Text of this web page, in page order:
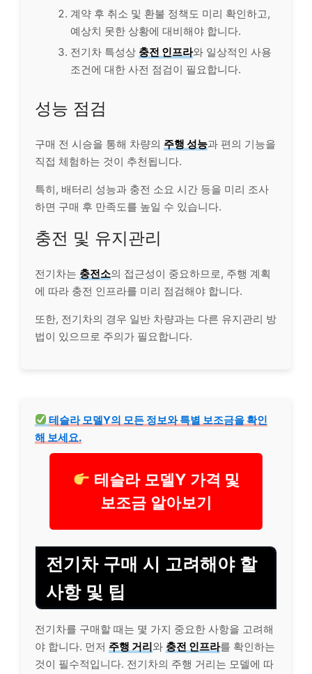
계약 후 취소 및 환불 정책도 미리 확인하고,
예상치 못한 상황에 대비해야 합니다.
전기차 특성상 충전 인프라와 일상적인 사용
조건에 대한 사전 점검이 필요합니다.
성능 점검
구매 전 시승을 통해 차량의 주행 성능과 편의 기능을
직접 체험하는 것이 추천됩니다.
특히, 배터리 성능과 충전 소요 시간 등을 미리 조사
하면 구매 후 만족도를 높일 수 있습니다.
충전 및 유지관리
전기차는 충전소의 접근성이 중요하므로, 주행 계획
에 따라 충전 인프라를 미리 점검해야 합니다.
또한, 전기차의 경우 일반 차량과는 다른 유지관리 방
법이 있으므로 주의가 필요합니다.
테슬라 모델Y의 모든 정보와 특별 보조금을 확인
해 보세요.
테슬라 모델Y 가격 및
보조금 알아보기
전기차 구매 시 고려해야 할
사항 및 팁
전기차를 구매할 때는 몇 가지 중요한 사항을 고려해
야 합니다. 먼저 주행 거리와 충전 인프라를 확인하는
것이 필수적입니다. 전기차의 주행 거리는 모델에 따